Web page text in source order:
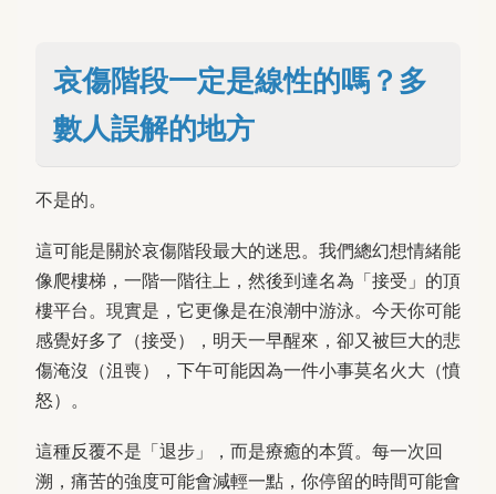
哀傷階段一定是線性的嗎？多
數人誤解的地方
不是的。
這可能是關於哀傷階段最大的迷思。我們總幻想情緒能
像爬樓梯，一階一階往上，然後到達名為「接受」的頂
樓平台。現實是，它更像是在浪潮中游泳。今天你可能
感覺好多了（接受），明天一早醒來，卻又被巨大的悲
傷淹沒（沮喪），下午可能因為一件小事莫名火大（憤
怒）。
這種反覆不是「退步」，而是療癒的本質。每一次回
溯，痛苦的強度可能會減輕一點，你停留的時間可能會